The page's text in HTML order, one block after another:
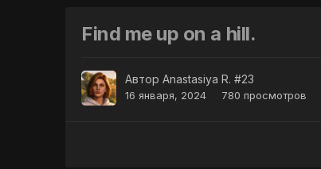
Find me up on a hill.
АвторAnastasiya R. #23
16 января, 2024 780 просмотров